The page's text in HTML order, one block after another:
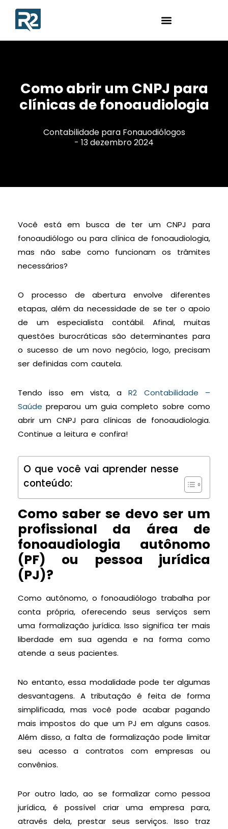
Como abrir um CNPJ para
clínicas de fonoaudiologia
Contabilidade para Fonauodiólogos
- 13 dezembro 2024
Você está em busca de ter um CNPJ para
fonoaudiólogo ou para clínica de fonoaudiologia,
mas não sabe como funcionam os trâmites
necessários?
O processo de abertura envolve diferentes
etapas, além da necessidade de se ter o apoio
de um especialista contábil. Afinal, muitas
questões burocráticas são determinantes para
o sucesso de um novo negócio, logo, precisam
ser definidas com cautela.
Tendo isso em vista, aR2 Contabilidade –
Saúde preparou um guia completo sobre como
abrir um CNPJ para clínicas de fonoaudiologia.
Continue a leitura e confira!
O que você vai aprender nesse
conteúdo:
Como saber se devo ser um
profissional da área de
fonoaudiologia autônomo
(PF) ou pessoa jurídica
(PJ)?
Como autônomo, o fonoaudiólogo trabalha por
conta própria, oferecendo seus serviços sem
uma formalização jurídica. Isso significa ter mais
liberdade em sua agenda e na forma como
atende a seus pacientes.
No entanto, essa modalidade pode ter algumas
desvantagens. A tributação é feita de forma
simplificada, mas você pode acabar pagando
mais impostos do que um PJ em alguns casos.
Além disso, a falta de formalização pode limitar
seu acesso a contratos com empresas ou
convênios.
Por outro lado, ao se formalizar como pessoa
jurídica, é possível criar uma empresa para,
através dela, prestar seus serviços. Isso traz